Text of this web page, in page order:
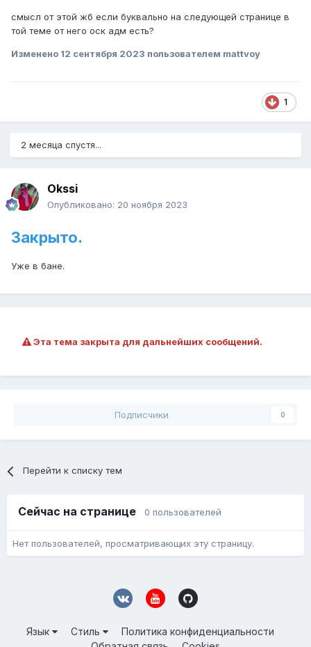
смысл от этой жб если буквально на следующей странице в
той теме от него оск адм есть?
Изменено 12 сентября 2023 пользователем mattvoy
1
2 месяца спустя...
Okssi
Опубликовано: 20 ноября 2023
Закрыто.
Уже в бане.
Эта тема закрыта для дальнейших сообщений.
Подписчики 0
Перейти к списку тем
Сейчас на странице 0 пользователей
Нет пользователей, просматривающих эту страницу.
Язык Стиль
Политика конфиденциальности